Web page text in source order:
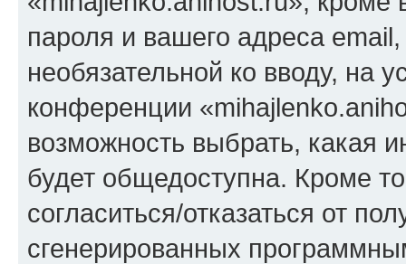
пароля и вашего адреса
необязательной ко вводу, на
конференции
возможность выбрать, какая
будет общедоступна. Кроме
согласиться/отказаться от
сгенерированных